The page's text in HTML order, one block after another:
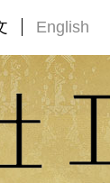
English